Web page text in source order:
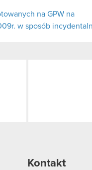
na GPW na
w sposób
Kontakt